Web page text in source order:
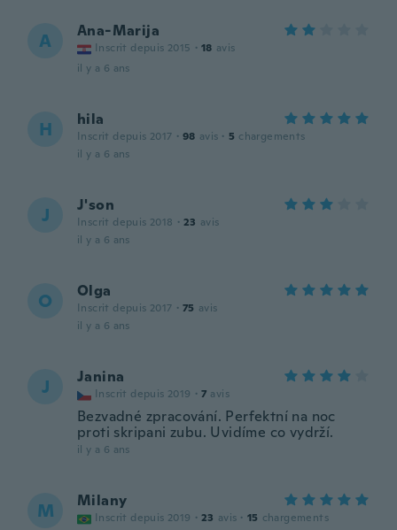
A Ana-Marija
Inscrit depuis 2015 · 18 avis
il y a 6 ans
H hila
Inscrit depuis 2017 · 98 avis · 5 chargements
il y a 6 ans
J J'son
Inscrit depuis 2018 · 23 avis
il y a 6 ans
O Olga
Inscrit depuis 2017 · 75 avis
il y a 6 ans
J Janina
Inscrit depuis 2019 · 7 avis
Bezvadné zpracování. Perfektní na noc
proti skripani zubu. Uvidíme co vydrží.
il y a 6 ans
M Milany
Inscrit depuis 2019 · 23 avis · 15 chargements